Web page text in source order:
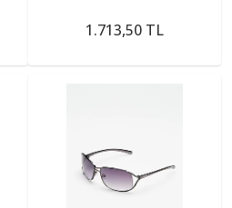
1.713,50 TL